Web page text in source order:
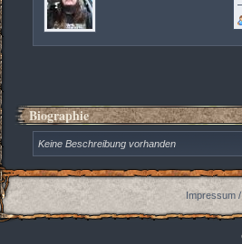
Biographie
Keine Beschreibung vorhanden
Impressum